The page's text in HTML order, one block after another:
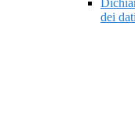
dei dati